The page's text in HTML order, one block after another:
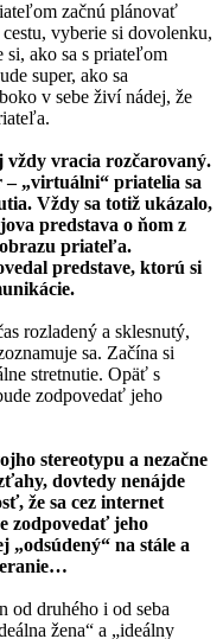
začnú plánovať
vyberie si dovolenku,
ako sa s priateľom
super, ako sa
v sebe živí nádej, že
vždy vracia rozčarovaný.
– „virtuálni“ priatelia sa
Vždy sa totiž ukázalo,
predstava o ňom z
priateľa.
predstave, ktorú si
rozladený a sklesnutý,
sa. Začína si
stretnutie. Opäť s
zodpovedať jeho
stereotypu a nezačne
dovtedy nenájde
že sa cez internet
zodpovedať jeho
na stále a
od druhého i od seba
žena“ a „ideálny